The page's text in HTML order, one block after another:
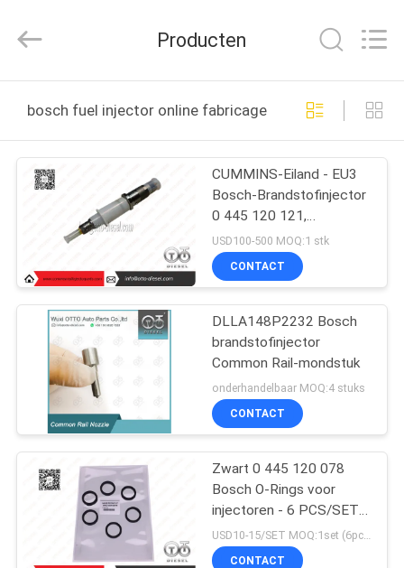
PRODUCTEN
FABRIEKSTOUR
KWALITEITSCONTROLE
NEEM
CONTACT
MET
AUTO
PARTS
Rights
Producten
bosch fuel injector online fabricage
CUMMINS-Eiland - EU3
Bosch-Brandstofinjector
0 445 120 121,
0445120121
USD100-500 MOQ:1 stk
CONTACT
DLLA148P2232 Bosch
brandstofinjector
Common Rail-mondstuk
onderhandelbaar MOQ:4 stuks
CONTACT
Zwart 0 445 120 078
Bosch O-Rings voor
injectoren - 6 PCS/SET
reparatiepakketten voor
brandstofinjectoren
CONTACT